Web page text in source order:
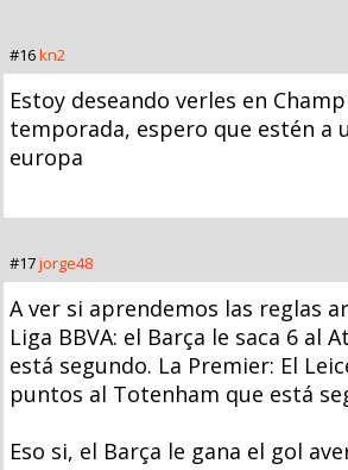
#16kn2
Estoy deseando verles en
temporada, espero que estén a
europa
#17jorge48
A ver si aprendemos las reglas
Liga BBVA: el Barça le saca 6 al
está segundo. La Premier: El
puntos al Totenham que está
Eso si, el Barça le gana el gol